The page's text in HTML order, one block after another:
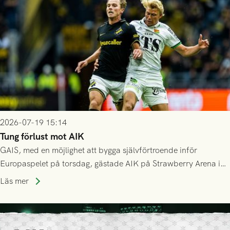
2026-07-19 15:14
Tung förlust mot AIK
GAIS, med en möjlighet att bygga självförtroende inför
Europaspelet på torsdag, gästade AIK på Strawberry Arena i
Stockholm . Men trots konstant hotande i första halvlek av
lyckades få in 2-0.
Läs mer